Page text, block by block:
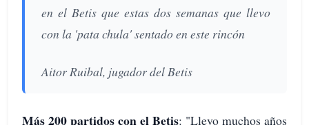
en el Betis que estas dos semanas que llevo
con la 'pata chula' sentado en este rincón
Aitor Ruibal, jugador del Betis
Más 200 partidos con el Betis: "Llevo muchos años